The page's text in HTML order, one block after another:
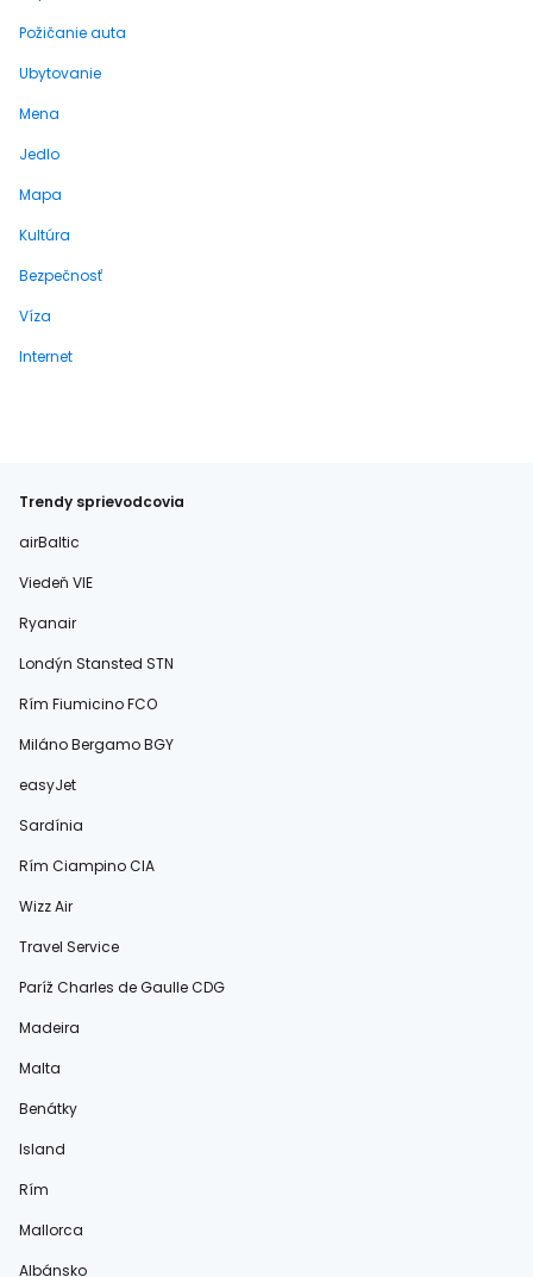
Požičanie auta
Ubytovanie
Mena
Jedlo
Mapa
Kultúra
Bezpečnosť
Víza
Internet
Trendy sprievodcovia
airBaltic
Viedeň VIE
Ryanair
Londýn Stansted STN
Rím Fiumicino FCO
Miláno Bergamo BGY
easyJet
Sardínia
Rím Ciampino CIA
Wizz Air
Travel Service
Paríž Charles de Gaulle CDG
Madeira
Malta
Benátky
Island
Rím
Mallorca
Albánsko